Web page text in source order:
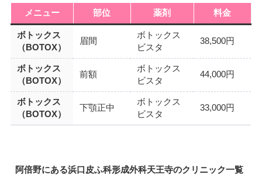
メニュー 部位 薬剤 料金
ボトックス
（BOTOX）
眉間
ボトックス
ビスタ
38,500円
ボトックス
（BOTOX）
前額
ボトックス
ビスタ
44,000円
ボトックス
（BOTOX）
下顎正中
ボトックス
ビスタ
33,000円
阿倍野にある浜口皮ふ科形成外科天王寺のクリニック一覧